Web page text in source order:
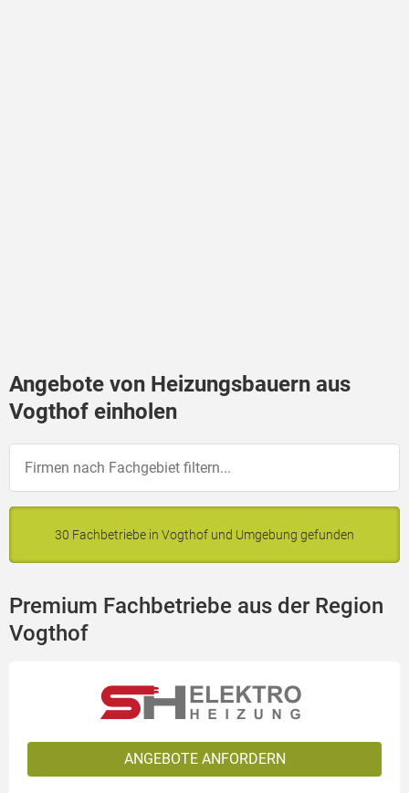
Angebote von Heizungsbauern aus
Vogthof einholen
30 Fachbetriebe in Vogthof und Umgebung gefunden
Premium Fachbetriebe aus der Region
Vogthof
ANGEBOTE ANFORDERN